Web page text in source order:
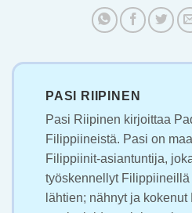
PASI RIIPINEN
Pasi Riipinen kirjoittaa
Filippiineistä. Pasi on
Filippiinit-asiantuntija,
työskennellyt Filippiineillä
lähtien; nähnyt ja